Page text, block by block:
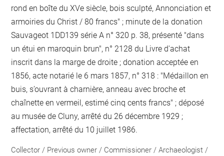
rond en boîte du XVe siècle, bois sculpté, Annonciation et
armoiries du Christ / 80 francs" ; minute de la donation
Sauvageot 1DD139 série A n° 320 p. 38, présenté "dans
un étui en maroquin brun", n° 2128 du Livre d'achat
inscrit dans la marge de droite ; donation acceptée en
1856, acte notarié le 6 mars 1857, n° 318 : "Médaillon en
buis, s’ouvrant à charnière, anneau avec broche et
chaînette en vermeil, estimé cinq cents francs" ; déposé
au musée de Cluny, arrêté du 26 décembre 1929 ;
affectation, arrêté du 10 juillet 1986.
Collector / Previous owner / Commissioner / Archaeologist /